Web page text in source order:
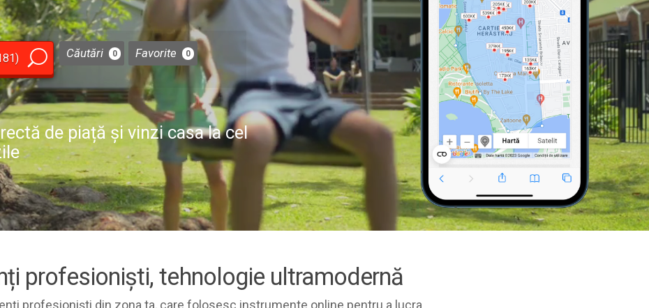
) Căutări 0 Favorite 0
de piață și vinzi casa la cel
profesioniști, tehnologie ultramodernă
profesioniști din zona ta, care folosesc instrumente online pentru a lucra